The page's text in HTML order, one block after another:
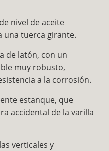
nivel de aceite
una tuerca girante.
de latón, con un
muy robusto,
a la corrosión.
estanque, que
accidental de la varilla
verticales y